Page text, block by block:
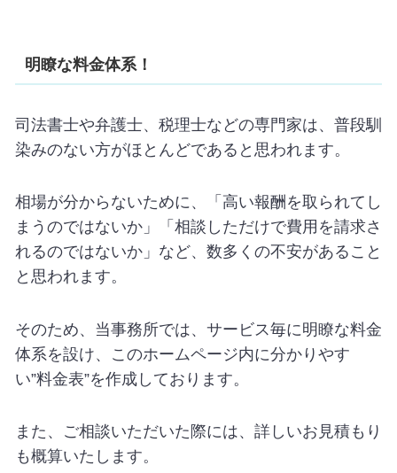
明瞭な料金体系！
司法書士や弁護士、税理士などの専門家は、普段馴
染みのない方がほとんどであると思われます。
相場が分からないために、「高い報酬を取られてし
まうのではないか」「相談しただけで費用を請求さ
れるのではないか」など、数多くの不安があること
と思われます。
そのため、当事務所では、サービス毎に明瞭な料金
体系を設け、このホームページ内に分かりやす
い”料金表”を作成しております。
また、ご相談いただいた際には、詳しいお見積もり
も概算いたします。